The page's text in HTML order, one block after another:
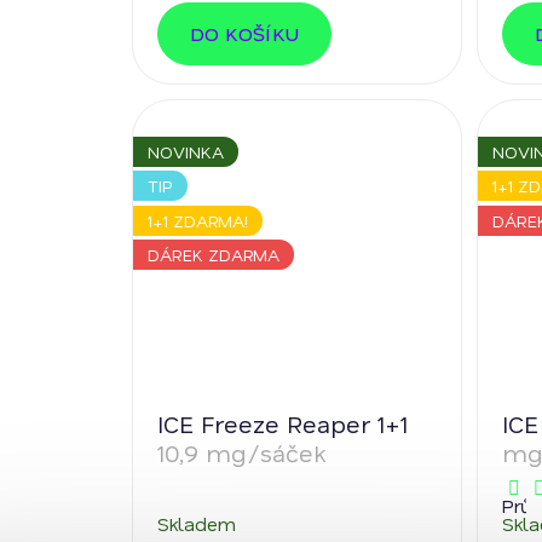
DO KOŠÍKU
NOVINKA
TIP
1+1 ZDARMA!
DÁREK ZDARMA
ICE Freeze Reaper 1+1
10,9 mg/sáček
Skladem
1+1